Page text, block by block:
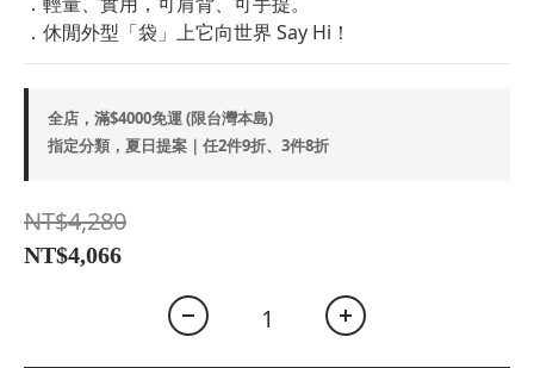
．休閒外型「袋」上它向世界 Say Hi！
全店，滿$4000免運 (限台灣本島)
指定分類，夏日提案｜任2件9折、3件8折
NT$4,280
NT$4,066